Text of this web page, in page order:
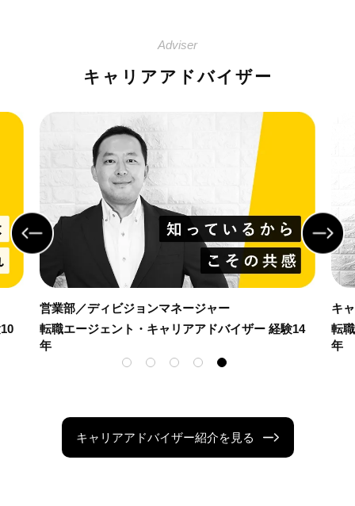
Adviser
キャリアアドバイザー
キャリアデザイン部／シニアマネージャー
転職エージェント・キャリアアドバイザー 経験16
年
営
転
年
キャリアアドバイザー紹介を見る